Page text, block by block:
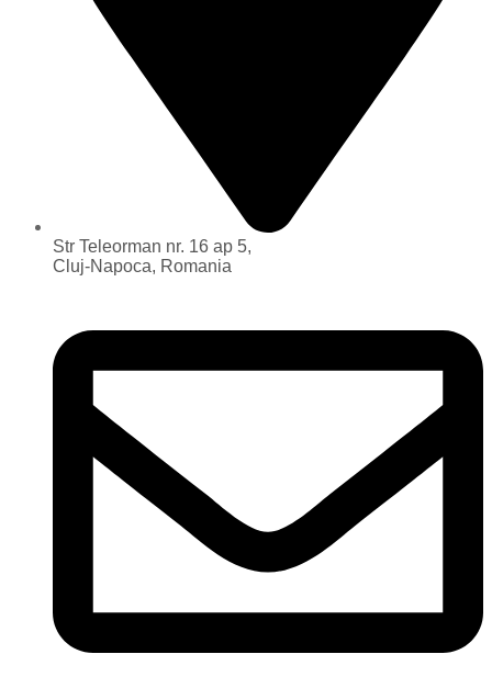
Str Teleorman nr. 16 ap 5,
Cluj-Napoca, Romania